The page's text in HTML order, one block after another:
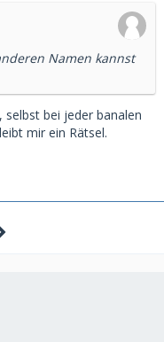
Namen kannst
bei jeder banalen
mir ein Rätsel.